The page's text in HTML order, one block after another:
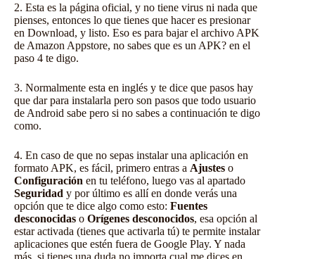
2. Esta es la página oficial, y no tiene virus ni nada que
pienses, entonces lo que tienes que hacer es presionar
en Download, y listo. Eso es para bajar el archivo APK
de Amazon Appstore, no sabes que es un APK? en el
paso 4 te digo.
3. Normalmente esta en inglés y te dice que pasos hay
que dar para instalarla pero son pasos que todo usuario
de Android sabe pero si no sabes a continuación te digo
como.
4. En caso de que no sepas instalar una aplicación en
formato APK, es fácil, primero entras a Ajustes o
Configuración en tu teléfono, luego vas al apartado
Seguridad y por último es allí en donde verás una
opción que te dice algo como esto: Fuentes
desconocidas o Orígenes desconocidos, esa opción al
estar activada (tienes que activarla tú) te permite instalar
aplicaciones que estén fuera de Google Play. Y nada
más, si tienes una duda no importa cual me dices en